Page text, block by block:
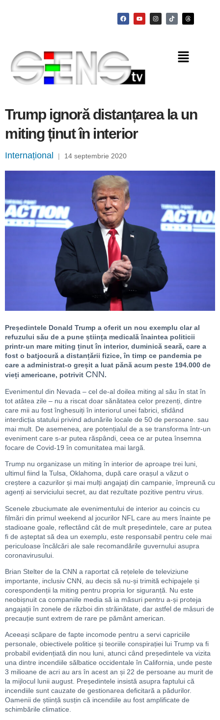
Trump ignoră distanțarea la un
miting ținut în interior
Internațional | 14 septembrie 2020
Președintele Donald Trump a oferit un nou exemplu clar al
refuzului său de a pune știința medicală înaintea politicii
printr-un mare miting ținut în interior, duminică seară, care a
fost o batjocură a distanțării fizice, în timp ce pandemia pe
care a administrat-o greșit a luat pănă acum peste 194.000 de
vieți americane, potrivit CNN.
Evenimentul din Nevada – cel de-al doilea miting al său în stat în
tot atâtea zile – nu a riscat doar sănătatea celor prezenți, dintre
care mii au fost înghesuiți în interiorul unei fabrici, sfidând
interdicția statului privind adunările locale de 50 de persoane. sau
mai mult. De asemenea, are potențialul de a se transforma într-un
eveniment care s-ar putea răspândi, ceea ce ar putea însemna
focare de Covid-19 în comunitatea mai largă.
Trump nu organizase un miting în interior de aproape trei luni,
ultimul fiind la Tulsa, Oklahoma, după care orașul a văzut o
creștere a cazurilor și mai mulți angajați din campanie, împreună cu
agenți ai serviciului secret, au dat rezultate pozitive pentru virus.
Scenele zbuciumate ale evenimentului de interior au coincis cu
filmări din primul weekend al jocurilor NFL care au mers înainte pe
stadioane goale, reflectând cât de mult președintele, care ar putea
fi de așteptat să dea un exemplu, este responsabil pentru cele mai
periculoase încălcări ale sale recomandările guvernului asupra
coronavirusului.
Brian Stelter de la CNN a raportat că rețelele de televiziune
importante, inclusiv CNN, au decis să nu-și trimită echipajele și
corespondenții la miting pentru propria lor siguranță. Nu este
neobișnuit ca companiile media să ia măsuri pentru a-și proteja
angajații în zonele de război din străinătate, dar astfel de măsuri de
precauție sunt extrem de rare pe pământ american.
Aceeași scăpare de fapte incomode pentru a servi capriciile
personale, obiectivele politice și teoriile conspirației lui Trump va fi
probabil evidențiată din nou luni, atunci când președintele va vizita
una dintre incendiile sălbatice occidentale în California, unde peste
3 milioane de acri au ars în acest an și 22 de persoane au murit de
la mijlocul lunii august. Președintele insistă asupra faptului că
incendiile sunt cauzate de gestionarea deficitară a pădurilor.
Oamenii de știință susțin că incendiile au fost amplificate de
schimbările climatice.